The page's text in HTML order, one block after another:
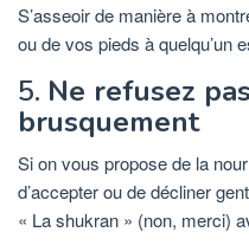
S’asseoir de manière à
ou de vos pieds à quelqu’un
5. Ne refusez
brusquement
Si on vous propose de la
d’accepter ou de décliner
« La shukran » (non, merci)